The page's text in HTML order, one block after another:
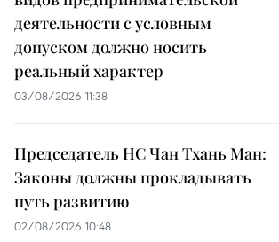
деятельности с условным
допуском должно носить
реальный характер
03/08/2026 11:38
Председатель НС Чан Тхань Ман:
Законы должны прокладывать
путь развитию
02/08/2026 10:48